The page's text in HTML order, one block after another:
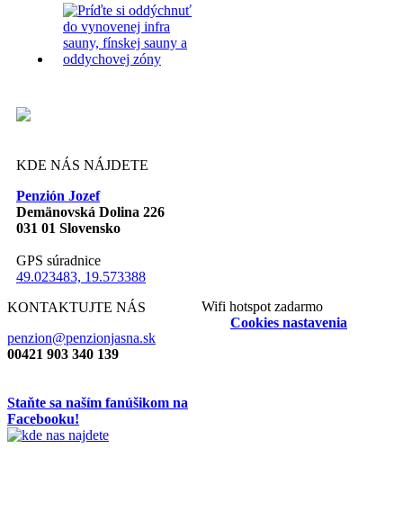
Wifi hotspot zadarmo
Cookies nastavenia
KONTAKTUJTE NÁS
penzion@penzionjasna.sk
00421 903 340 139
Staňte sa naším fanúšikom na
Facebooku!
KDE NÁS NÁJDETE
Penzión Jozef
Demänovská Dolina 226
031 01 Slovensko
GPS súradnice
49.023483, 19.573388